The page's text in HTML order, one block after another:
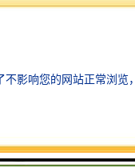
大屏依靠强大的
各种信号IP无缝
和操控系统管
具有高性能稳定性